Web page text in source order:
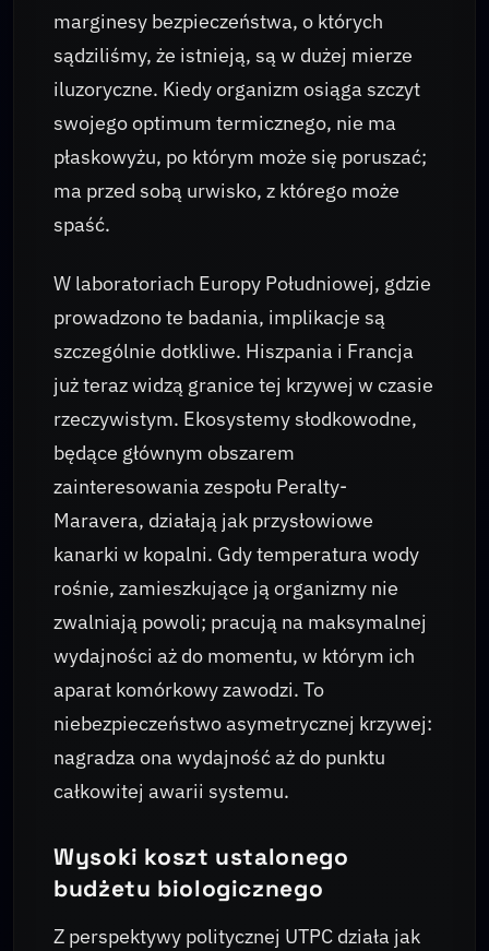
marginesy bezpieczeństwa, o których
sądziliśmy, że istnieją, są w dużej mierze
iluzoryczne. Kiedy organizm osiąga szczyt
swojego optimum termicznego, nie ma
płaskowyżu, po którym może się poruszać;
ma przed sobą urwisko, z którego może
spaść.
W laboratoriach Europy Południowej, gdzie
prowadzono te badania, implikacje są
szczególnie dotkliwe. Hiszpania i Francja
już teraz widzą granice tej krzywej w czasie
rzeczywistym. Ekosystemy słodkowodne,
będące głównym obszarem
zainteresowania zespołu Peralty-
Maravera, działają jak przysłowiowe
kanarki w kopalni. Gdy temperatura wody
rośnie, zamieszkujące ją organizmy nie
zwalniają powoli; pracują na maksymalnej
wydajności aż do momentu, w którym ich
aparat komórkowy zawodzi. To
niebezpieczeństwo asymetrycznej krzywej:
nagradza ona wydajność aż do punktu
całkowitej awarii systemu.
Wysoki koszt ustalonego
budżetu biologicznego
Z perspektywy politycznej UTPC działa jak